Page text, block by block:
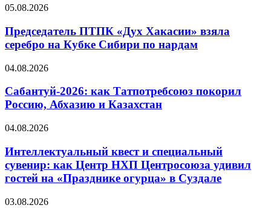
05.08.2026
Председатель ПТПК «Дух Хакасии» взяла
серебро на Кубке Сибири по нардам
04.08.2026
Сабантуй-2026: как Татпотребсоюз покорил
Россию, Абхазию и Казахстан
04.08.2026
Интеллектуальный квест и специальный
сувенир: как Центр НХП Центросоюза удивил
гостей на «Празднике огурца» в Суздале
03.08.2026